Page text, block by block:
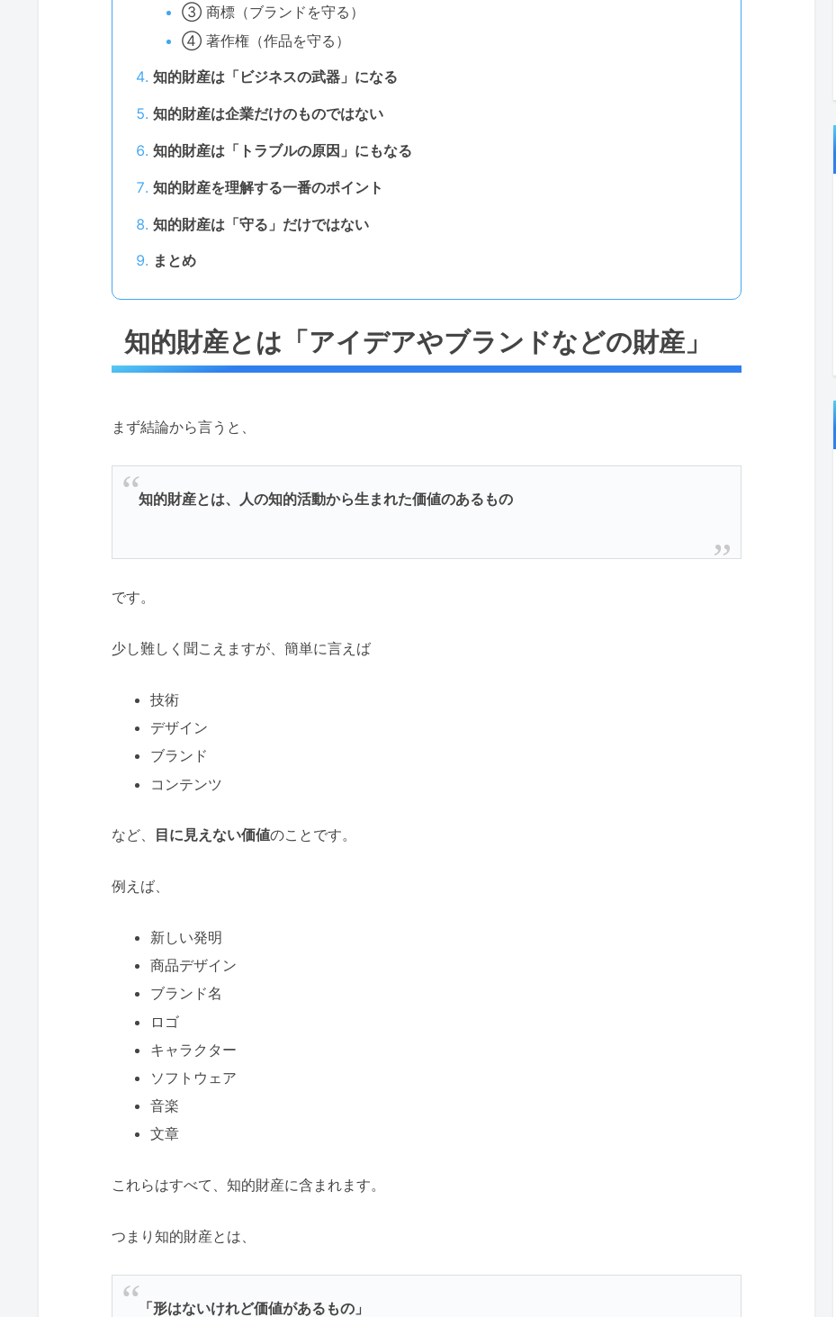
③ 商標（ブランドを守る）
④ 著作権（作品を守る）
知的財産は「ビジネスの武器」になる
知的財産は企業だけのものではない
知的財産は「トラブルの原因」にもなる
知的財産を理解する一番のポイント
知的財産は「守る」だけではない
まとめ
知的財産とは「アイデアやブランドなどの財産」
まず結論から言うと、
知的財産とは、人の知的活動から生まれた価値のあるもの
です。
少し難しく聞こえますが、簡単に言えば
技術
デザイン
ブランド
コンテンツ
など、 目に見えない価値のことです。
例えば、
新しい発明
商品デザイン
ブランド名
ロゴ
キャラクター
ソフトウェア
音楽
文章
これらはすべて、知的財産に含まれます。
つまり知的財産とは、
「形はないけれど価値があるもの」